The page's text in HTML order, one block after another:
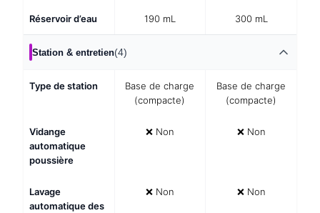
Réservoir d’eau 190 mL 300 mL
Station & entretien(4)
Type de station
Base de charge
(compacte)
Base de charge
(compacte)
Vidange
automatique
poussière
❌ Non ❌ Non
Lavage
automatique des
❌ Non ❌ Non